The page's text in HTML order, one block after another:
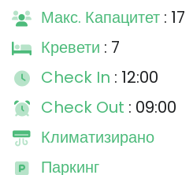
Макс. Капацитет : 17
Кревети : 7
Check In : 12:00
Check Out : 09:00
Климатизирано
Паркинг